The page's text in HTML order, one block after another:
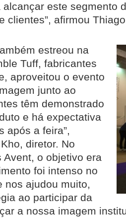
este segmento
clientes”, afirmou
estreou na
Tuff, fabricantes
aproveitou o evento
junto ao
têm demonstrado
e há expectativa
após a feira”,
diretor. No
Avent, o objetivo era
foi intenso no
nos ajudou muito,
ao participar da
a nossa imagem